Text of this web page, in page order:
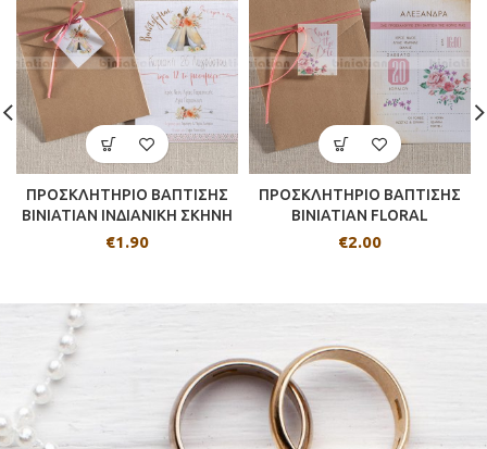
ΠΡΟΣΚΛΗΤΗΡΙΟ ΒΑΠΤΙΣΗΣ
BINIATIAN ΙΝΔΙΑΝΙΚΗ ΣΚΗΝΗ
€1.90
ΠΡΟΣΚΛΗΤΗΡΙΟ ΒΑΠΤΙΣΗΣ
BINIATIAN FLORAL
€2.00